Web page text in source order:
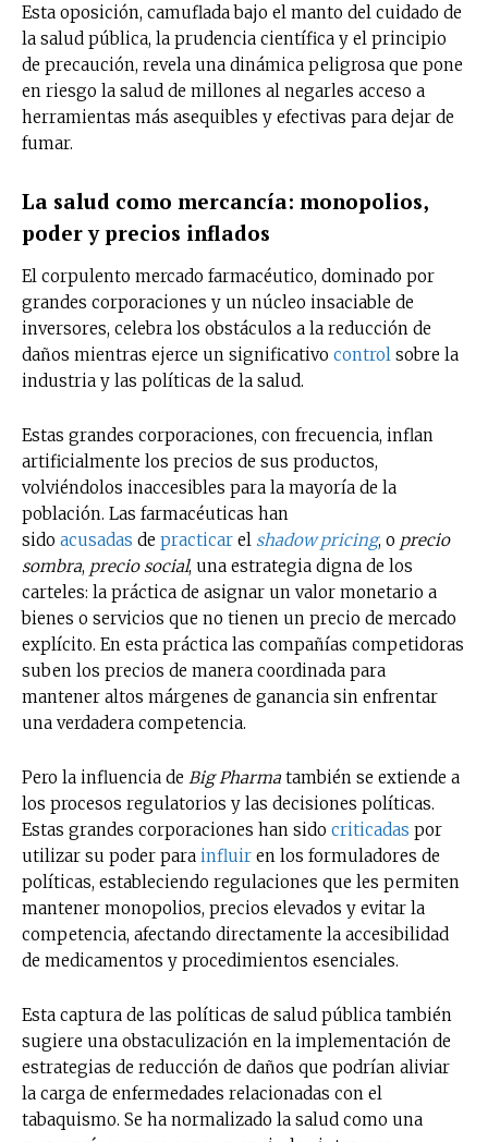
Esta oposición, camuflada bajo el manto del cuidado de
la salud pública, la prudencia científica y el principio
de precaución, revela una dinámica peligrosa que pone
en riesgo la salud de millones al negarles acceso a
herramientas más asequibles y efectivas para dejar de
fumar.
La salud como mercancía: monopolios,
poder y precios inflados
El corpulento mercado farmacéutico, dominado por
grandes corporaciones y un núcleo insaciable de
inversores, celebra los obstáculos a la reducción de
daños mientras ejerce un significativo control sobre la
industria y las políticas de la salud.
Estas grandes corporaciones, con frecuencia, inflan
artificialmente los precios de sus productos,
volviéndolos inaccesibles para la mayoría de la
población. Las farmacéuticas han
sido acusadas de practicar el shadow pricing, o precio
sombra, precio social, una estrategia digna de los
carteles: la práctica de asignar un valor monetario a
bienes o servicios que no tienen un precio de mercado
explícito. En esta práctica las compañías competidoras
suben los precios de manera coordinada para
mantener altos márgenes de ganancia sin enfrentar
una verdadera competencia.
Pero la influencia de Big Pharma también se extiende a
los procesos regulatorios y las decisiones políticas.
Estas grandes corporaciones han sido criticadas por
utilizar su poder para influir en los formuladores de
políticas, estableciendo regulaciones que les permiten
mantener monopolios, precios elevados y evitar la
competencia, afectando directamente la accesibilidad
de medicamentos y procedimientos esenciales.
Esta captura de las políticas de salud pública también
sugiere una obstaculización en la implementación de
estrategias de reducción de daños que podrían aliviar
la carga de enfermedades relacionadas con el
tabaquismo. Se ha normalizado la salud como una